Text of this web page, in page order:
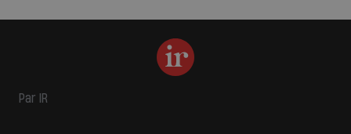
Par IR